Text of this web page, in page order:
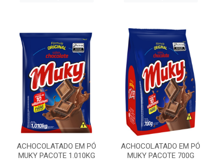
ACHOCOLATADO EM PÓ
MUKY PACOTE 1.010KG
ACHOCOLATADO EM PÓ
MUKY PACOTE 700G